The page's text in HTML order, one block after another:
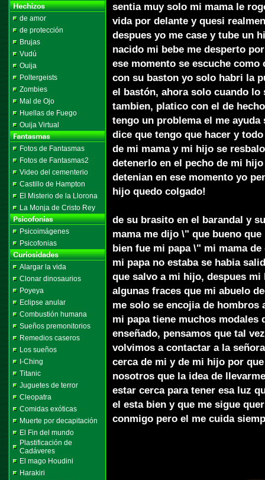
de amor
de protección
Brujas
Vudú
Ouija
Poltergeists
Zombies
Mal de Ojo
Huellas de Fuego
Ouija Virtual
Fotos de Fantasmas
Fotos de Fantasmas2
Video del cementerio
Castillo de Hampton
El Misterio de la Llorona
La Monja de Cristo Rey
Psicoimágenes
Psicofonias
Alargar la vida
Clonar dinosaurios
Poyeya
Eclipse anular
Combustión humana
Sueños premonitorios
Remedios caseros
Los sueños
I-Ching
Titanic
Juguetes de terror
Cleopatra
Comidas exóticas
Muerte por decapitación
El Fin del mundo
Plastificación de
Cadáveres
El mago Houdini
Harakiri
sentia muy solo mi mama le
vida por delante y quesi
despues yo me case y tube un
nacido mi bebe me desperto
ese momento se escuche
con su baston yo solo habri la
el bastón, ahora solo cuando lo
tambien, platico con el de
tengo un problema el me ayuda
dice que tengo que hacer y
de mi mama y mi hijo se
detenerlo en el pecho de mi
detenian en ese momento yo
hijo quedo colgado!
de su brasito en el barandal y
mama me dijo \" que bueno
bien fue mi papa \" mi mama
mi papa no estaba se habia
que salvo a mi hijo, despues
algunas fraces que mi abuelo
me solo se encojia de hombros
mi papa tiene muchos modales
enseñado, pensamos que tal
volvimos a contactar a la
cerca de mi y de mi hijo por
nosotros que la idea de
estar cerca para tener esa luz
el esta bien y que me sigue
conmigo pero el me cuida